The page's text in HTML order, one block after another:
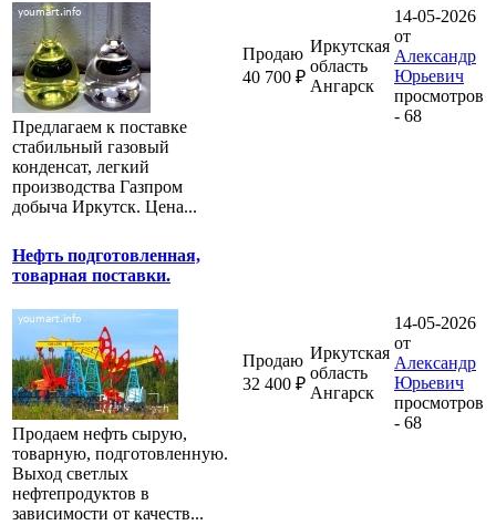
Предлагаем к поставке
стабильный газовый
конденсат, легкий
производства Газпром
добыча Иркутск. Цена...
Продаю
40 700 ₽
Иркутская
область
Ангарск
14-05-2026
от
Александр
Юрьевич
просмотров
- 68
Нефть подготовленная,
товарная поставки.
Продаем нефть сырую,
товарную, подготовленную.
Выход светлых
нефтепродуктов в
зависимости от качеств...
Продаю
32 400 ₽
Иркутская
область
Ангарск
14-05-2026
от
Александр
Юрьевич
просмотров
- 68